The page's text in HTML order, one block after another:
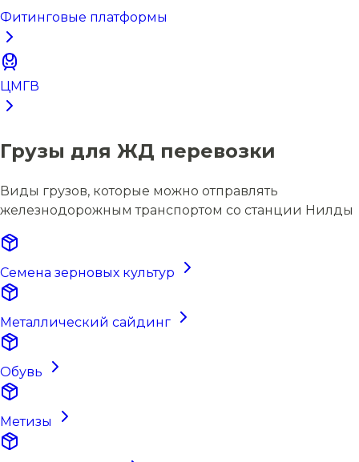
Фитинговые платформы
ЦМГВ
Грузы для ЖД перевозки
Виды грузов, которые можно отправлять
железнодорожным транспортом со станции Нилды
Семена зерновых культур
Металлический сайдинг
Обувь
Метизы